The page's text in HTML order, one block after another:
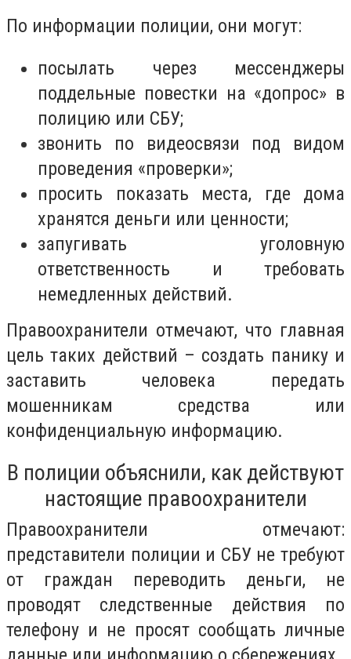
По информации полиции, они могут:
посылать через мессенджеры
поддельные повестки на «допрос» в
полицию или СБУ;
звонить по видеосвязи под видом
проведения «проверки»;
просить показать места, где дома
хранятся деньги или ценности;
запугивать уголовную
ответственность и требовать
немедленных действий.
Правоохранители отмечают, что главная
цель таких действий – создать панику и
заставить человека передать
мошенникам средства или
конфиденциальную информацию.
В полиции объяснили, как действуют
настоящие правоохранители
Правоохранители отмечают:
представители полиции и СБУ не требуют
от граждан переводить деньги, не
проводят следственные действия по
телефону и не просят сообщать личные